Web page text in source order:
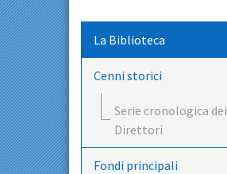
La Biblioteca
Cenni storici
Serie cronologica dei
Direttori
Fondi principali